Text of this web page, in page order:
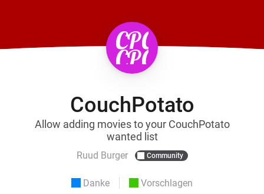
CouchPotato
Allow adding movies to your CouchPotato
wanted list
Ruud Burger Community
Danke Vorschlagen